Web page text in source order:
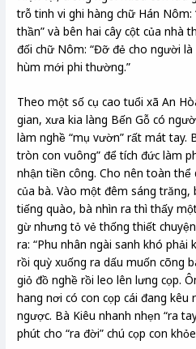
trỗ tinh vi ghi hàng chữ Hán
thần” và bên hai cây cột của nhà
đối chữ Nôm: “Đỡ đẻ cho người
hùm mới phi thường.”
Theo một số cụ cao tuổi xã An
gian, xưa kia làng Bến Gỗ có
làm nghề “mụ vườn” rất mát tay.
tròn con vuông” để tích đức làm
nhận tiền công. Cho nên toàn
của bà. Vào một đêm sáng trăng,
tiếng quào, bà nhìn ra thì thấy
gừ nhưng tỏ vẻ thống thiết
ra: “Phu nhân ngài sanh khó phải
rồi quỳ xuống ra dấu muốn cõng
giỏ đồ nghề rồi leo lên lưng cọp.
hang nơi có con cọp cái đang
ngược. Bà Kiêu nhanh nhẹn “ra
phút cho “ra đời” chú cọp con